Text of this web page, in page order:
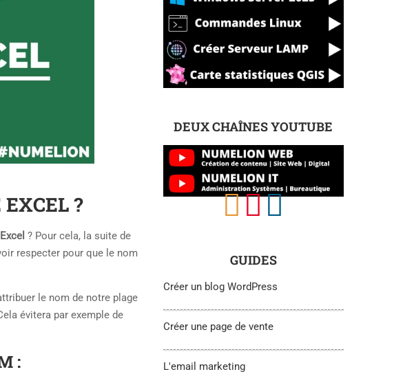
?
? Pour cela, la suite de
respecter pour que le nom
le nom de notre plage
évitera par exemple de
:
DEUX CHAÎNES YOUTUBE
GUIDES
Créer un blog WordPress
Créer une page de vente
L'email marketing